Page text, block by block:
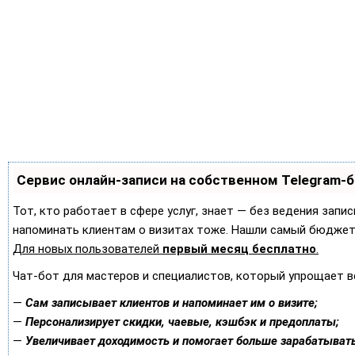
Сервис онлайн-записи на собственном Telegram-
Тот, кто работает в сфере услуг, знает — без ведения
напоминать клиентам о визитах тоже. Нашли самый
Для новых пользователей первый месяц бесплатно.
Чат-бот для мастеров и специалистов, который упрощает
— Сам записывает клиентов и напоминает им о визите;
— Персонализирует скидки, чаевые, кэшбэк и предоплаты;
— Увеличивает доходимость и помогает больше